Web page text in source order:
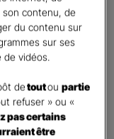
contenu, de
du contenu sur
sur ses
de vidéos.
detoutoupartie
refuser » ou «
pas certains
être